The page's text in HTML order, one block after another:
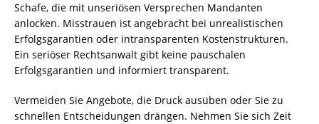
Schafe, die mit unseriösen Versprechen Mandanten
anlocken. Misstrauen ist angebracht bei unrealistischen
Erfolgsgarantien oder intransparenten Kostenstrukturen.
Ein seriöser Rechtsanwalt gibt keine pauschalen
Erfolgsgarantien und informiert transparent.
Vermeiden Sie Angebote, die Druck ausüben oder Sie zu
schnellen Entscheidungen drängen. Nehmen Sie sich Zeit